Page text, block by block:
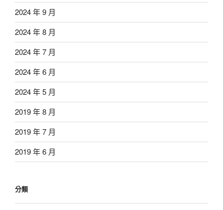
2024 年 9 月
2024 年 8 月
2024 年 7 月
2024 年 6 月
2024 年 5 月
2019 年 8 月
2019 年 7 月
2019 年 6 月
分類